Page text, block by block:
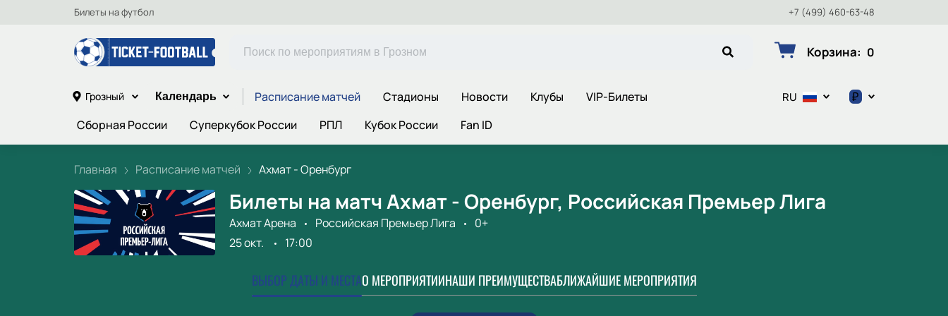
Билеты на футбол +7 (499) 460-63-48
Корзина: 0
Грозный Календарь Расписание матчей Стадионы Новости Клубы
VIP-Билеты
Сборная России
Суперкубок России РПЛ Кубок России Fan ID
RU ₽
Главная Расписание матчей Ахмат - Оренбург
Билеты на матч Ахмат - Оренбург, Российская Премьер Лига
Ахмат Арена Российская Премьер Лига
0+
25 окт.
17:00
ВЫБОР ДАТЫ И МЕСТАО МЕРОПРИЯТИИНАШИ ПРЕИМУЩЕСТВАБЛИЖАЙШИЕ МЕРОПРИЯТИЯ